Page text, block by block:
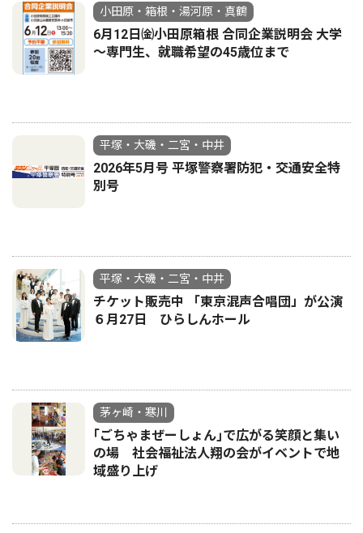
小田原・箱根・湯河原・真鶴
6月12日㈮小田原箱根 合同企業説明会 大学
～専門生、就職希望の45歳位まで
平塚・大磯・二宮・中井
2026年5月号 平塚警察署防犯・交通安全特
別号
平塚・大磯・二宮・中井
チケット販売中 「東京混声合唱団」が公演
６月27日 ひらしんホール
茅ヶ崎・寒川
｢ごちゃまぜーしょん｣で広がる笑顔と集い
の場 社会福祉法人翔の会がイベントで地
域盛り上げ